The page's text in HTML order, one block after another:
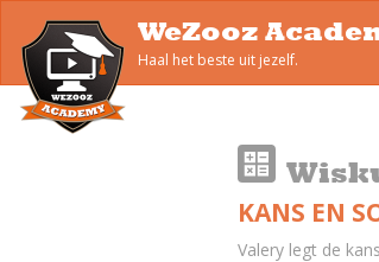
WeZooz
Haal het beste uit jezelf.
KANS EN
Valery legt de